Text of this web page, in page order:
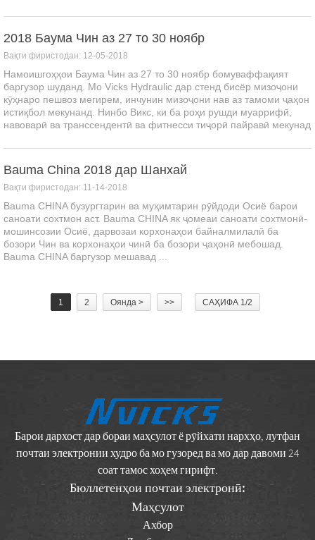
2018 Баума Чин аз 27 то 30 ноябр
Вақти фиристодан: 12-05-2018
Намоишгоҳҳои Баума Чин аз 27 то 30 ноябр бомуваффақият
баргузор шуданд. Мо Vicks Hydraulic дар стенд бисёр мизоҷони
кӯҳнаро пешвоз мегирем, инчунин мизоҷони нав аз тамоми ҷаҳон
истиқбол мекунанд. Нинбо Викс, ки ба роҳи рушди муаррифӣ,
навоварӣ ва транссендентӣ ва фитнесси тиҷорӣ пайравӣ мекунад
Bauma China 2018 дар Шанхай
Вақти фиристодан: 11-14-2018
Bauma CHINA бузургтарин ва муҳимтарин рӯйдоди Осиё барои
саноати сохтмон аст. Bauma CHINA як ҷомеаи саноати сохтмонӣ-
мошинсозии Осиё, дарвозаи корхонаҳои байналмилалӣ ба
бозори Чин ва корхонаҳои чинӣ ба бозори ҷаҳонӣ мебошад.
Bauma CHINA баргузор мешавад ...
1 2 Оянда > >> САҲИФА 1/2
Барои дархост дар бораи маҳсулот ё рӯйхати нархҳо, лутфан
почтаи электронии худро ба мо гузоред ва мо дар давоми 24
соат тамос хоҳем гирифт.
Бюллетенҳои почтаи электронӣ:
Маҳсулот
Ахбор